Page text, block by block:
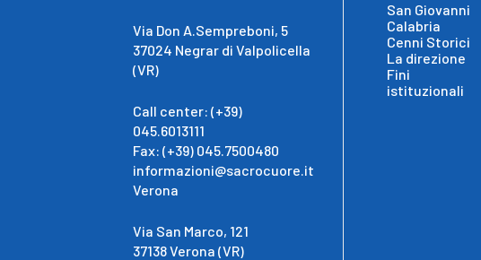
Via Don A.Sempreboni, 5
37024 Negrar di Valpolicella
(VR)
Call center: (+39)
045.6013111
Fax: (+39) 045.7500480
informazioni@sacrocuore.it
Verona
Via San Marco, 121
37138 Verona (VR)
San Giovanni
Calabria
Cenni Storici
La direzione
Fini
istituzionali